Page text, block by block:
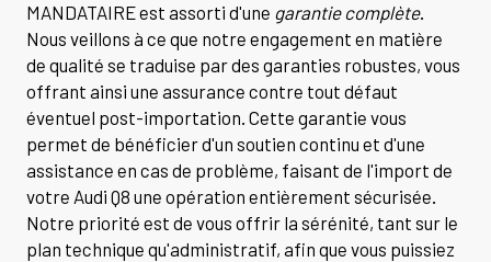
MANDATAIRE est assorti d'une garantie complète.
Nous veillons à ce que notre engagement en matière
de qualité se traduise par des garanties robustes, vous
offrant ainsi une assurance contre tout défaut
éventuel post-importation. Cette garantie vous
permet de bénéficier d'un soutien continu et d'une
assistance en cas de problème, faisant de l'import de
votre Audi Q8 une opération entièrement sécurisée.
Notre priorité est de vous offrir la sérénité, tant sur le
plan technique qu'administratif, afin que vous puissiez